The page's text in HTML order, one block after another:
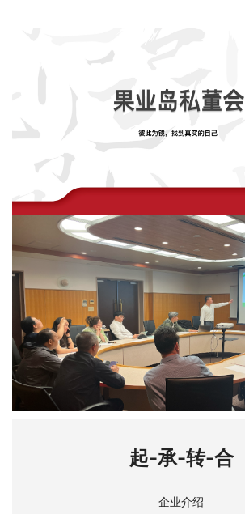
起-承-转-合
企业介绍